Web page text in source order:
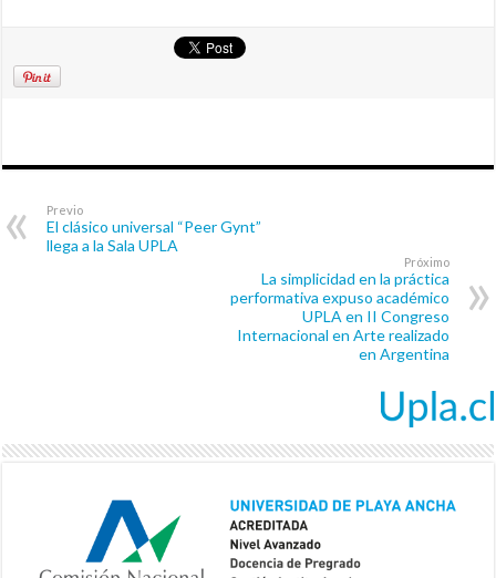
Previo
El clásico universal “Peer Gynt”
llega a la Sala UPLA
Próximo
La simplicidad en la práctica
performativa expuso académico
UPLA en II Congreso
Internacional en Arte realizado
en Argentina